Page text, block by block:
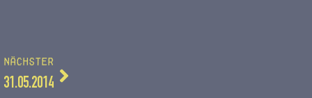
NÄCHSTER
31.05.2014